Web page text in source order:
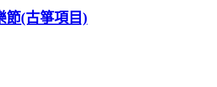
節(古箏項目)